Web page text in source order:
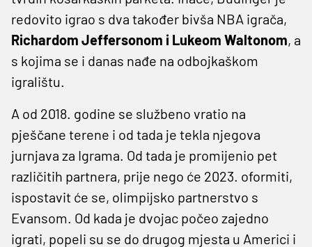
redovito igrao s dva također bivša NBA igrača,
Richardom Jeffersonom i Lukeom Waltonom, a
s kojima se i danas nađe na odbojkaškom
igralištu.
A od 2018. godine se službeno vratio na
pješčane terene i od tada je tekla njegova
jurnjava za Igrama. Od tada je promijenio pet
različitih partnera, prije nego će 2023. oformiti,
ispostavit će se, olimpijsko partnerstvo s
Evansom. Od kada je dvojac počeo zajedno
igrati, popeli su se do drugog mjesta u Americi i